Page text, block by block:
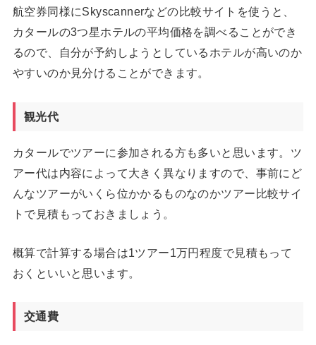
航空券同様にSkyscannerなどの比較サイトを使うと、
カタールの3つ星ホテルの平均価格を調べることができ
るので、自分が予約しようとしているホテルが高いのか
やすいのか見分けることができます。
観光代
カタールでツアーに参加される方も多いと思います。ツ
アー代は内容によって大きく異なりますので、事前にど
んなツアーがいくら位かかるものなのかツアー比較サイ
トで見積もっておきましょう。
概算で計算する場合は1ツアー1万円程度で見積もって
おくといいと思います。
交通費